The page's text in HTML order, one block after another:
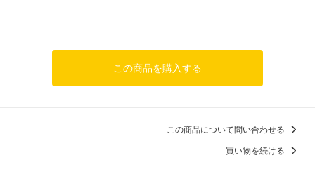
この商品を購入する
この商品について問い合わせる
買い物を続ける